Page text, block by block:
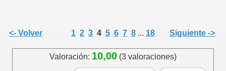
<- Volver 1 2 3 4 5 6 7 8 ... 18 Siguiente ->
Valoración: 10,00 (3 valoraciones)